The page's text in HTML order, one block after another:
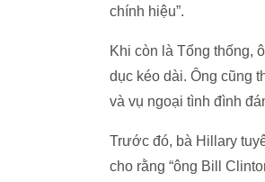
chính hiệu”.
Khi còn là Tổng thống,
dục kéo dài. Ông cũng
và vụ ngoại tình đình
Trước đó, bà Hillary
cho rằng “ông Bill